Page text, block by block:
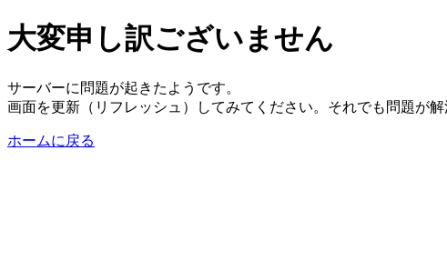
大変申し訳ございません
サーバーに問題が起きたようです。
画面を更新（リフレッシュ）してみてください。それでも問題が
ホームに戻る